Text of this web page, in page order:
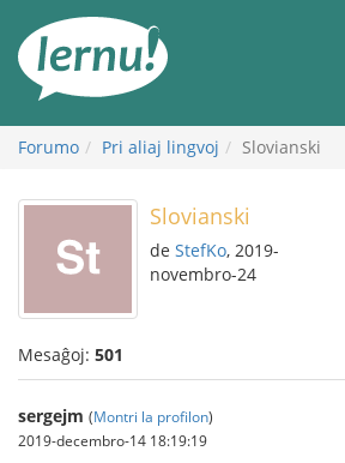
enhavo
Forumo Pri aliaj lingvoj Slovianski
Slovianski
de StefKo, 2019-
novembro-24
Mesaĝoj: 501
sergejm (Montri la profilon)
2019-decembro-14 18:19:19